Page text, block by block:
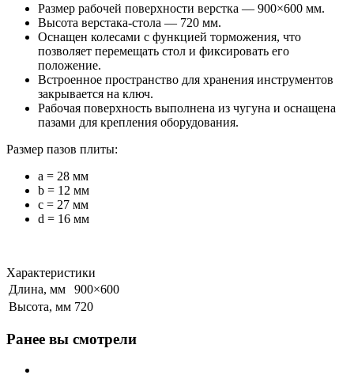
Размер рабочей поверхности верстка — 900×600 мм.
Высота верстака-стола — 720 мм.
Оснащен колесами с функцией торможения, что
позволяет перемещать стол и фиксировать его
положение.
Встроенное пространство для хранения инструментов
закрывается на ключ.
Рабочая поверхность выполнена из чугуна и оснащена
пазами для крепления оборудования.
Размер пазов плиты:
a = 28 мм
b = 12 мм
c = 27 мм
d = 16 мм
Характеристики
Длина, мм
900×600
Высота, мм 720
Ранее вы смотрели